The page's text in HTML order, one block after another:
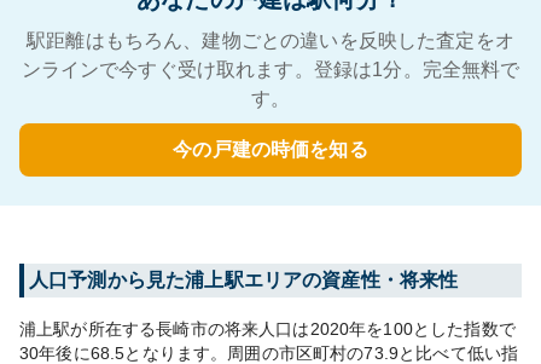
駅距離はもちろん、建物ごとの違いを反映した査定をオ
ンラインで今すぐ受け取れます。登録は1分。完全無料で
す。
今の戸建の時価を知る
人口予測から見た浦上駅エリアの資産性・将来性
浦上駅が所在する長崎市の将来人口は2020年を100とした指数で
30年後に68.5となります。 周囲の市区町村の73.9と比べて低い指